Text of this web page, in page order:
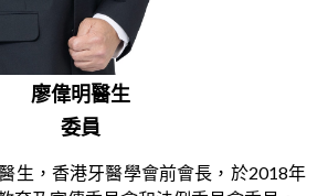
廖偉明醫生
委員
生，香港牙醫學會前會長，於2018年